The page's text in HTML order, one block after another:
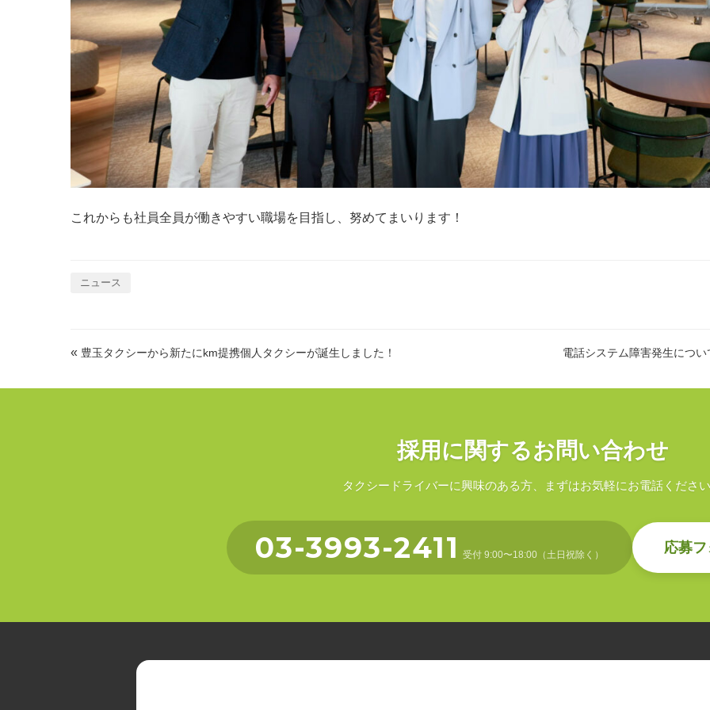
これからも社員全員が働きやすい職場を目指し、努めてまいります！
ニュース
« 豊玉タクシーから新たにkm提携個人タクシーが誕生しました！ 電話システム障害発生につい
採用に関するお問い合わせ
タクシードライバーに興味のある方、まずはお気軽にお電話くださ
03-3993-2411 受付 9:00〜18:00（土日祝除く） 応募